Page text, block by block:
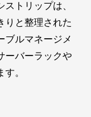
トリップは、
りと整理された
ブルマネージメ
ーバーラックや
。